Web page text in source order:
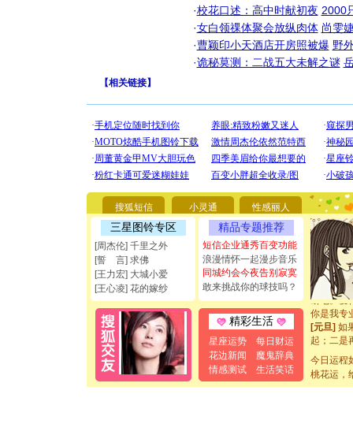
·校花口述：高中时献初夜 2000
·女白领祼体聚会放纵肉体 尚雯
·曹颖印小天酒店开房照被爆 野
·诡秘莫测：二战五大未解之谜
【相关链接】
搜狐短信 小灵通 性感丽人
三星图铃专区
[周杰伦] 千里之外
[誓 言] 求佛
[王力宏] 大城小爱
[王心凌] 花的嫁纱
精品专题推荐
短信企业通秀百变功能
浪漫情怀一起漫步音乐
同城约会今夜告别寂寞
敢来挑战你的球技吗？
精彩生活
星座运势
每日财运
花边新闻
魔鬼辞典
情感测试
生活笑话
[圣诞节]
要平安！
[圣诞节]
能正大光
都要快乐
[圣诞节]
如意,快
[元旦]看
断电。爱
你是我专
[元旦]如
起；二是
离。水晶
[元旦]当
泣，这痛
卖了。水
今日运程
桃花运，